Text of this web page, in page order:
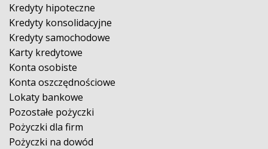
Kredyty hipoteczne
Kredyty konsolidacyjne
Kredyty samochodowe
Karty kredytowe
Konta osobiste
Konta oszczędnościowe
Lokaty bankowe
Pozostałe pożyczki
Pożyczki dla firm
Pożyczki na dowód